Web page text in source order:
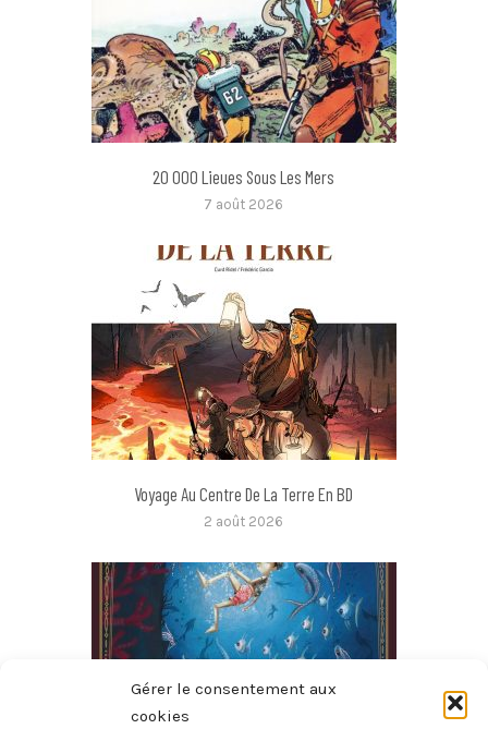
Gérer le consentement aux
cookies
20 000 Lieues Sous Les Mers
7 août 2026
Voyage Au Centre De La Terre En BD
2 août 2026